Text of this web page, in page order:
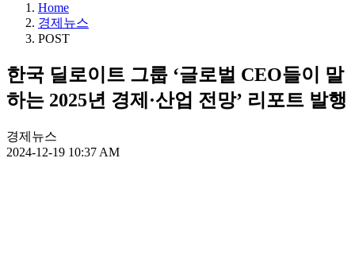
Home
경제뉴스
POST
한국 딜로이트 그룹 ‘글로벌 CEO들이 말
하는 2025년 경제·산업 전망’ 리포트 발행
경제뉴스
2024-12-19 10:37 AM